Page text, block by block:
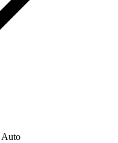
Auto